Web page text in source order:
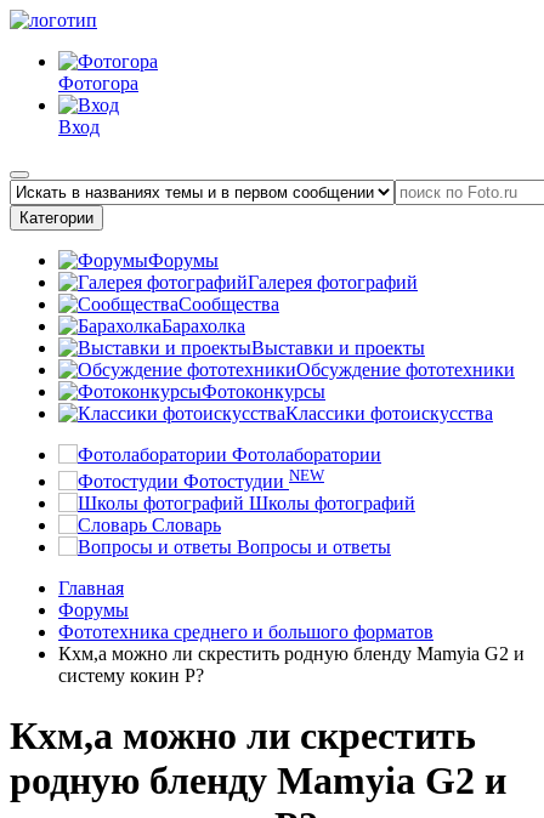
Фотогора
Вход
Категории
Форумы
Галерея фотографий
Сообщества
Барахолка
Выставки и проекты
Обсуждение фототехники
Фотоконкурсы
Классики фотоискусства
Фотолаборатории
Фотостудии NEW
Школы фотографий
Словарь
Вопросы и ответы
Главная
Форумы
Фототехника среднего и большого форматов
Кхм,а можно ли скрестить родную бленду Mamyia G2 и
систему кокин P?
Кхм,а можно ли скрестить
родную бленду Mamyia G2 и